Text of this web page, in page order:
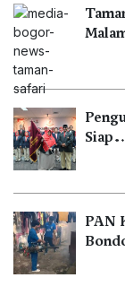
Siap…
PAN